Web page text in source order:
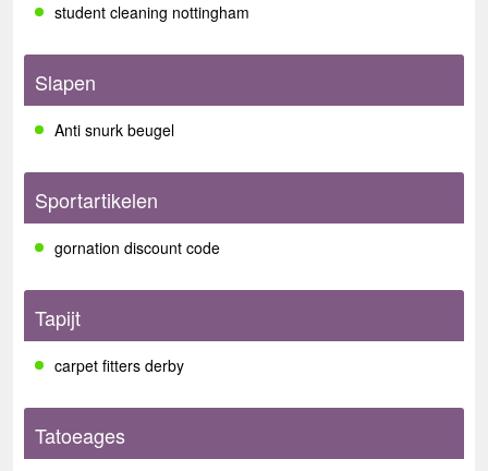
student cleaning nottingham
Slapen
Anti snurk beugel
Sportartikelen
gornation discount code
Tapijt
carpet fitters derby
Tatoeages